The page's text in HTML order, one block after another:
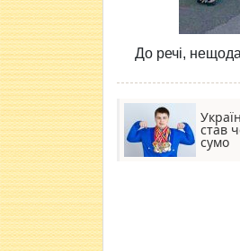
До речі,
став
сумо